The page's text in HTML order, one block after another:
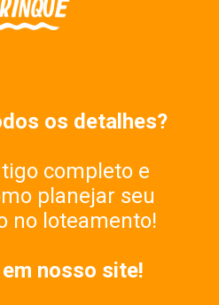
os detalhes?
completo e
planejar seu
no loteamento!
nosso site!